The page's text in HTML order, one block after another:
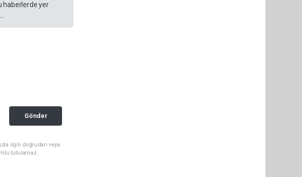
haberlerde yer
Gönder
ilgili doğrudan veya
tutulamaz.